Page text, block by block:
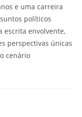
e uma carreira
políticos
escrita envolvente,
perspectivas únicas
cenário